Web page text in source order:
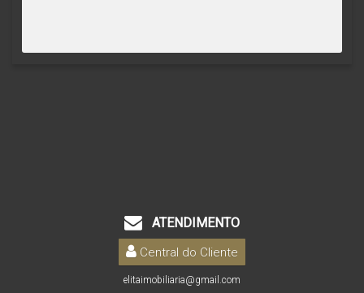
ATENDIMENTO
Central do Cliente
elitaimobiliaria@gmail.com